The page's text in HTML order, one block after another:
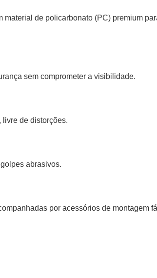
de policarbonato (PC) premium
sem comprometer a visibilidade.
de distorções.
abrasivos.
por acessórios de montagem